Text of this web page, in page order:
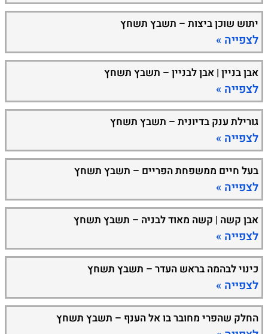
יתוש שוכן ביצות – תשבץ תשחץ
לצפייה »
אבן בניין | אבן לבניין – תשבץ תשחץ
לצפייה »
גורילת ענק בדיונית – תשבץ תשחץ
לצפייה »
בעל חיים ממשפחת הפריים – תשבץ תשחץ
לצפייה »
אבן קשה | קשה מאוד לבניה – תשבץ תשחץ
לצפייה »
כינוי לבהמה בראש העדר – תשבץ תשחץ
לצפייה »
החלק שהפרי מחובר בו אל הענף – תשבץ תשחץ